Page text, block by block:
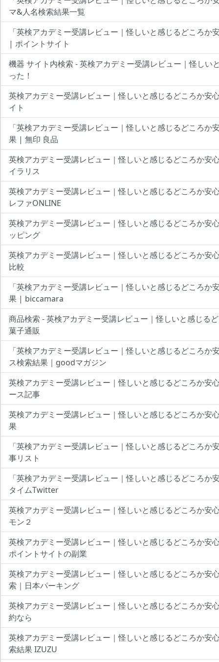
マ&人名検索結果一覧
「英検アカデミー受講レビュー｜怪しいと感じるどころか
| ポイントサイト
機器 サイト内検索 - 英検アカデミー受講レビュー｜怪しい
った！
英検アカデミー受講レビュー｜怪しいと感じるどころか安
イト
「英検アカデミー受講レビュー｜怪しいと感じるどころか
果 | 無印 良品
英検アカデミー受講レビュー｜怪しいと感じるどころか安
イラリス
英検アカデミー受講レビュー｜怪しいと感じるどころか安
レファONLINE
英検アカデミー受講レビュー｜怪しいと感じるどころか安
ッピング
英検アカデミー受講レビュー｜怪しいと感じるどころか安
比較
「英検アカデミー受講レビュー｜怪しいと感じるどころか
果 | biccamara
商品検索 - 英検アカデミー受講レビュー｜怪しいと感じる
菓子通販
「英検アカデミー受講レビュー｜怪しいと感じるどころか
ス検索結果｜goodマガジン
英検アカデミー受講レビュー｜怪しいと感じるどころか安
ース記事
英検アカデミー受講レビュー｜怪しいと感じるどころか安
果
「英検アカデミー受講レビュー｜怪しいと感じるどころか
事リスト
「英検アカデミー受講レビュー｜怪しいと感じるどころか
タイムTwitter
英検アカデミー受講レビュー｜怪しいと感じるどころか安
モン２
英検アカデミー受講レビュー｜怪しいと感じるどころか安
ポイントサイトの副業
英検アカデミー受講レビュー｜怪しいと感じるどころか安
索｜日本パーキング
英検アカデミー受講レビュー｜怪しいと感じるどころか安
約なら
英検アカデミー受講レビュー｜怪しいと感じるどころか安
索結果 IZUZU